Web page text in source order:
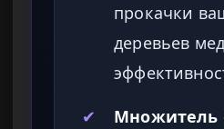
прокачки
деревьев
✔
Множитель